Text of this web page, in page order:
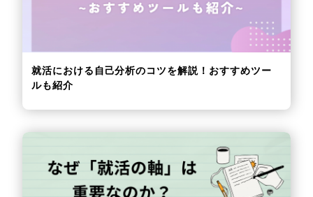
就活における自己分析のコツを解説！おすすめツー
ルも紹介